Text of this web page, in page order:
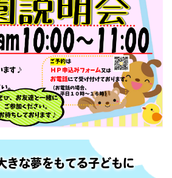
きな夢をもてる子どもに